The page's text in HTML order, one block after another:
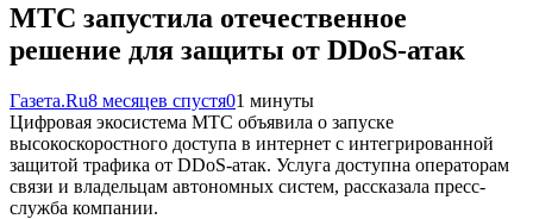
МТС запустила отечественное
решение для защиты от DDoS-атак
Газета.Ru8 месяцев спустя01 минуты
Цифровая экосистема МТС объявила о запуске
высокоскоростного доступа в интернет с интегрированной
защитой трафика от DDoS-атак. Услуга доступна операторам
связи и владельцам автономных систем, рассказала пресс-
служба компании.